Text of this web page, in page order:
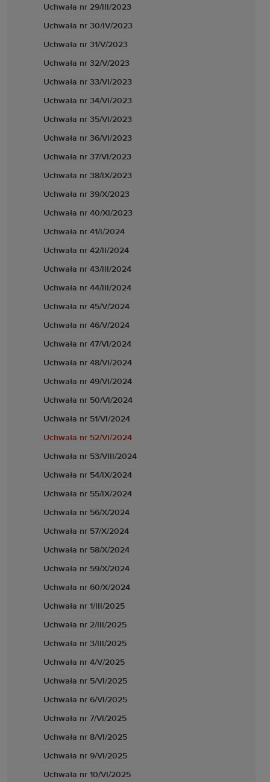
Uchwała nr 29/III/2023
Uchwała nr 30/IV/2023
Uchwała nr 31/V/2023
Uchwała nr 32/V/2023
Uchwała nr 33/VI/2023
Uchwała nr 34/VI/2023
Uchwała nr 35/VI/2023
Uchwała nr 36/VI/2023
Uchwała nr 37/VI/2023
Uchwała nr 38/IX/2023
Uchwała nr 39/X/2023
Uchwała nr 40/XI/2023
Uchwała nr 41/I/2024
Uchwała nr 42/II/2024
Uchwała nr 43/III/2024
Uchwała nr 44/III/2024
Uchwała nr 45/V/2024
Uchwała nr 46/V/2024
Uchwała nr 47/VI/2024
Uchwała nr 48/VI/2024
Uchwała nr 49/VI/2024
Uchwała nr 50/VI/2024
Uchwała nr 51/VI/2024
Uchwała nr 52/VI/2024
Uchwała nr 53/VIII/2024
Uchwała nr 54/IX/2024
Uchwała nr 55/IX/2024
Uchwała nr 56/X/2024
Uchwała nr 57/X/2024
Uchwała nr 58/X/2024
Uchwała nr 59/X/2024
Uchwała nr 60/X/2024
Uchwała nr 1/III/2025
Uchwała nr 2/III/2025
Uchwała nr 3/III/2025
Uchwała nr 4/V/2025
Uchwała nr 5/VI/2025
Uchwała nr 6/VI/2025
Uchwała nr 7/VI/2025
Uchwała nr 8/VI/2025
Uchwała nr 9/VI/2025
Uchwała nr 10/VI/2025